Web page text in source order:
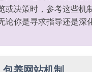
或决策时，参考这些机
论你是寻求指导还是深